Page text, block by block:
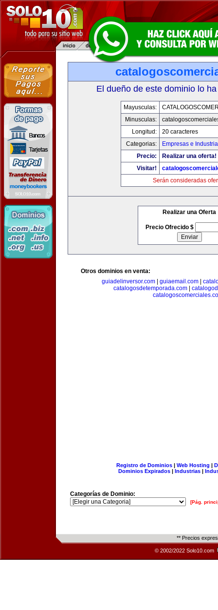
El dueño de este dominio lo
Mayusculas:
Minusculas:
Longitud:
20 caracteres
Categorias:
Empresas e
Precio:
Realizar una oferta!
Visitar!
Serán consideradas
Realizar una Oferta
Precio Ofrecido $
Otros dominios en venta:
guiadelinversor.com| guiaemail.com|
catalogosdetemporada.com|
Registro de Dominios| Web Hosting |
Dominios Expirados | Industrias |
Categorías de Dominio:
[Pág.
** Precios
© 2002/2022 Solo10.com